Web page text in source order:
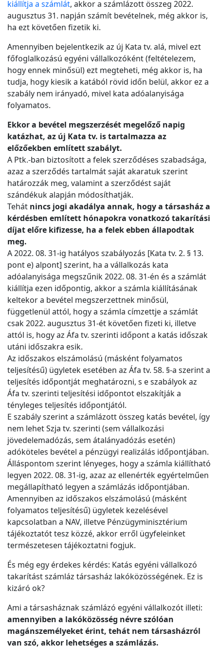
kiállítja a számlát, akkor a számlázott összeg 2022.
augusztus 31. napján számít bevételnek, még akkor is,
ha ezt követően fizetik ki.
Amennyiben bejelentkezik az új Kata tv. alá, mivel ezt
főfoglalkozású egyéni vállalkozóként (feltételezem,
hogy ennek minősül) ezt megteheti, még akkor is, ha
tudja, hogy kiesik a katából rövid időn belül, akkor ez a
szabály nem irányadó, mivel kata adóalanyisága
folyamatos.
Ekkor a bevétel megszerzését megelőző napig
katázhat, az új Kata tv. is tartalmazza az
előzőekben említett szabályt.
A Ptk.-ban biztosított a felek szerződéses szabadsága,
azaz a szerződés tartalmát saját akaratuk szerint
határozzák meg, valamint a szerződést saját
szándékuk alapján módosíthatják.
Tehát nincs jogi akadálya annak, hogy a társasház a
kérdésben említett hónapokra vonatkozó takarítási
díjat előre kifizesse, ha a felek ebben állapodtak
meg.
A 2022. 08. 31-ig hatályos szabályozás [Kata tv. 2. § 13.
pont e) alpont] szerint, ha a vállalkozás kata
adóalanyisága megszűnik 2022. 08. 31-én és a számlát
kiállítja ezen időpontig, akkor a számla kiállításának
keltekor a bevétel megszerzettnek minősül,
függetlenül attól, hogy a számla címzettje a számlát
csak 2022. augusztus 31-ét követően fizeti ki, illetve
attól is, hogy az Áfa tv. szerinti időpont a katás időszak
utáni időszakra esik.
Az időszakos elszámolású (másként folyamatos
teljesítésű) ügyletek esetében az Áfa tv. 58. §-a szerint a
teljesítés időpontját meghatározni, s e szabályok az
Áfa tv. szerinti teljesítési időpontot elszakítják a
tényleges teljesítés időpontjától.
E szabály szerint a számlázott összeg katás bevétel, így
nem lehet Szja tv. szerinti (sem vállalkozási
jövedelemadózás, sem átalányadózás esetén)
adóköteles bevétel a pénzügyi realizálás időpontjában.
Álláspontom szerint lényeges, hogy a számla kiállítható
legyen 2022. 08. 31-ig, azaz az ellenérték egyértelműen
megállapítható legyen a számlázás időpontjában.
Amennyiben az időszakos elszámolású (másként
folyamatos teljesítésű) ügyletek kezelésével
kapcsolatban a NAV, illetve Pénzügyminisztérium
tájékoztatót tesz közzé, akkor erről ügyfeleinket
természetesen tájékoztatni fogjuk.
És még egy érdekes kérdés: Katás egyéni vállalkozó
takarítást számláz társasház lakóközösségének. Ez is
kizáró ok?
Ami a társasháznak számlázó egyéni vállalkozót illeti:
amennyiben a lakóközösség névre szólóan
magánszemélyeket érint, tehát nem társasházról
van szó, akkor lehetséges a számlázás.